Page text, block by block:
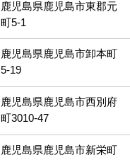
鹿児島県鹿児島市東郡元
町5-1
鹿児島県鹿児島市卸本町
5-19
鹿児島県鹿児島市西別府
町3010-47
鹿児島県鹿児島市新栄町